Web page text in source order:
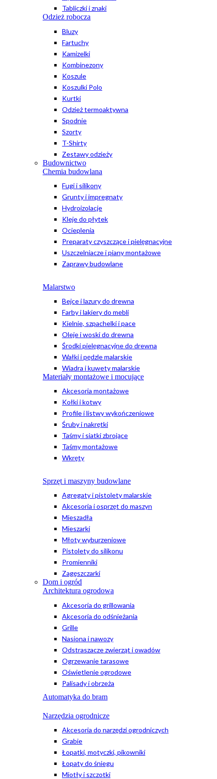
Tabliczki i znaki
Odzież robocza
Bluzy
Fartuchy
Kamizelki
Kombinezony
Koszule
Koszulki Polo
Kurtki
Odzież termoaktywna
Spodnie
Szorty
T-Shirty
Zestawy odzieży
Budownictwo
Chemia budowlana
Fugi i silikony
Grunty i impregnaty
Hydroizolacje
Kleje do płytek
Ocieplenia
Preparaty czyszczące i pielęgnacyjne
Uszczelniacze i piany montażowe
Zaprawy budowlane
Malarstwo
Bejce i lazury do drewna
Farby i lakiery do mebli
Kielnie, szpachelki i pace
Oleje i woski do drewna
Środki pielęgnacyjne do drewna
Wałki i pędzle malarskie
Wiadra i kuwety malarskie
Materiały montażowe i mocujące
Akcesoria montażowe
Kołki i kotwy
Profile i listwy wykończeniowe
Śruby i nakrętki
Taśmy i siatki zbrojące
Taśmy montażowe
Wkręty
Sprzęt i maszyny budowlane
Agregaty i pistolety malarskie
Akcesoria i osprzęt do maszyn
Mieszadła
Mieszarki
Młoty wyburzeniowe
Pistolety do silikonu
Promienniki
Zagęszczarki
Dom i ogród
Architektura ogrodowa
Akcesoria do grillowania
Akcesoria do odśnieżania
Grille
Nasiona i nawozy
Odstraszacze zwierząt i owadów
Ogrzewanie tarasowe
Oświetlenie ogrodowe
Palisady i obrzeża
Automatyka do bram
Narzędzia ogrodnicze
Akcesoria do narzędzi ogrodniczych
Grabie
Łopatki, motyczki, pikowniki
Łopaty do śniegu
Miotły i szczotki